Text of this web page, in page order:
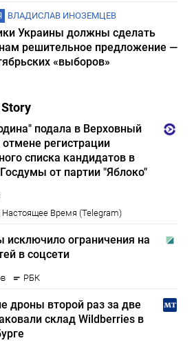
ВЛАДИСЛАВ ИНОЗЕМЦЕВ
Украины должны сделать
решительное предложение —
«выборов»